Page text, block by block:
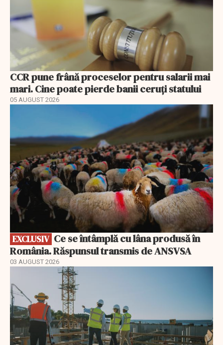
CCR pune frână proceselor pentru salarii mai
mari. Cine poate pierde banii ceruți statului
05 AUGUST 2026
EXCLUSIV
România. Răspunsul transmis de ANSVSA
03 AUGUST 2026